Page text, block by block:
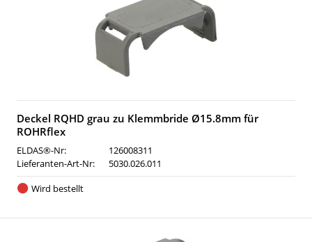
Deckel RQHD grau zu Klemmbride Ø15.8mm für
ROHRflex
ELDAS®-Nr:
126008311
Lieferanten-Art-Nr:
5030.026.011
Wird bestellt